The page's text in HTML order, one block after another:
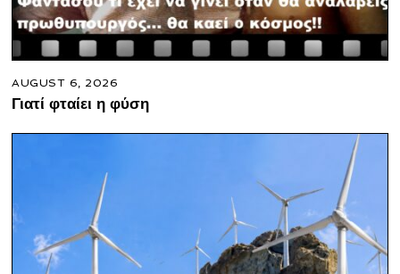
AUGUST 6, 2026
Γιατί φταίει η φύση